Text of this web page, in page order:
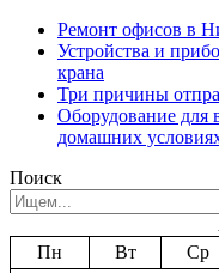
Ремонт офисов в
Устройства и
крана
Три причины
Оборудование для
домашних
Поиск
Пн
Вт Ср